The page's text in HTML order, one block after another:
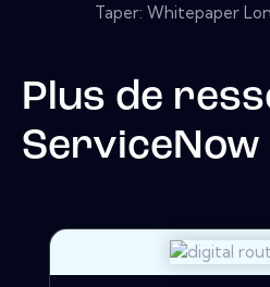
Taper: Whitepaper
Plus de
ServiceNow